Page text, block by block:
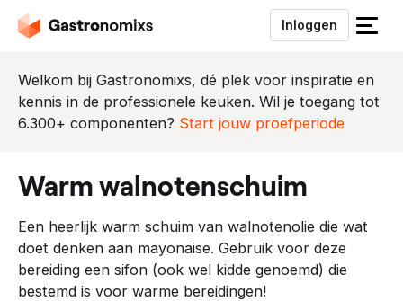
Inloggen
S
u
i
e
Welkom bij Gastronomixs, dé plek voor inspiratie en
kennis in de professionele keuken. Wil je toegang tot
6.300+ componenten? Start jouw proefperiode
warm walnotenschuim
Een heerlijk warm schuim van walnotenolie die wat
doet denken aan mayonaise. Gebruik voor deze
bereiding een sifon (ook wel kidde genoemd) die
bestemd is voor warme bereidingen!